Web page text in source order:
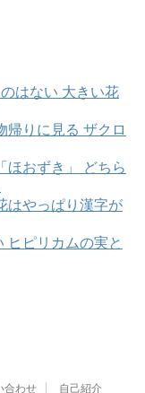
はない 大きい花
帰りに見る ザクロ
ほおずき」 どちら
はやっぱり漢字が
ヒピリカムの実と
合わせ 自己紹介